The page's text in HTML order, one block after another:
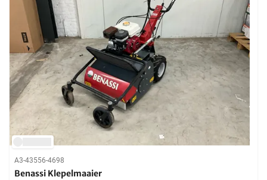
A3-43556-4698
Benassi Klepelmaaier